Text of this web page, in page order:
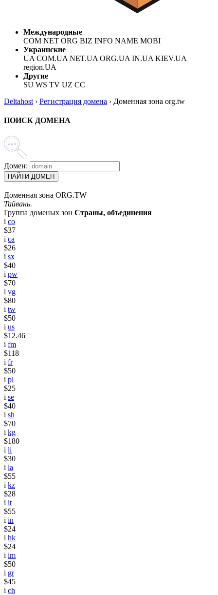
Международные
COM NET ORG BIZ INFO NAME MOBI
Украинские
UA COM.UA NET.UA ORG.UA IN.UA KIEV.UA
region.UA
Другие
SU WS TV UZ CC
Deltahost › Регистрация домена › Доменная зона org.tw
ПОИСК ДОМЕНА
Домен:
НАЙТИ ДОМЕН
Доменная зона ORG.TW
Тайвань.
Группа доменых зон Страны, объединения
i co
$37
i ca
$26
i sx
$40
i pw
$70
i vg
$80
i tw
$50
i us
$12.46
i fm
$118
i fr
$50
i pl
$25
i se
$40
i sh
$70
i kg
$180
i li
$30
i la
$55
i kz
$28
i it
$55
i in
$24
i hk
$24
i im
$50
i gr
$45
i ch